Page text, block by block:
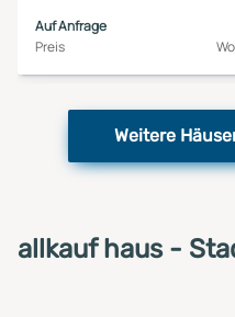
Auf Anfrage
Preis
Weitere
allkauf haus -